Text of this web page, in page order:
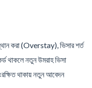
করা (Overstay), ভিসার শর্ত
থাকলে নতুন উমরাহ ভিসা
থাকায় নতুন আবেদন